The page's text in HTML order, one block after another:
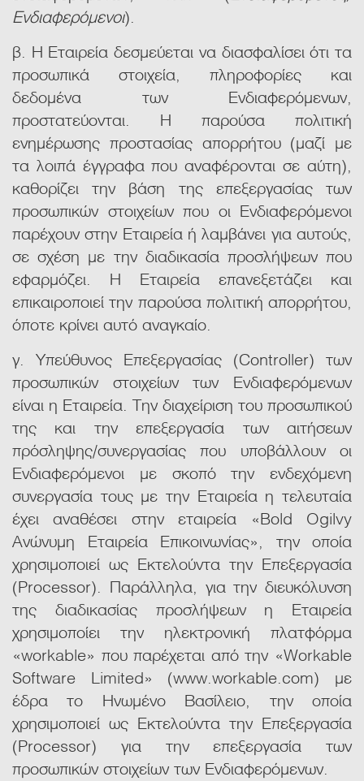
Ενδιαφερόμενοι).
β. Η Εταιρεία δεσμεύεται να διασφαλίσει ότι τα
προσωπικά στοιχεία, πληροφορίες και
δεδομένα των Ενδιαφερόμενων,
προστατεύονται. Η παρούσα πολιτική
ενημέρωσης προστασίας απορρήτου (μαζί με
τα λοιπά έγγραφα που αναφέρονται σε αύτη),
καθορίζει την βάση της επεξεργασίας των
προσωπικών στοιχείων που οι Ενδιαφερόμενοι
παρέχουν στην Εταιρεία ή λαμβάνει για αυτούς,
σε σχέση με την διαδικασία προσλήψεων που
εφαρμόζει. Η Εταιρεία επανεξετάζει και
επικαιροποιεί την παρούσα πολιτική απορρήτου,
όποτε κρίνει αυτό αναγκαίο.
γ. Υπεύθυνος Επεξεργασίας (Controller) των
προσωπικών στοιχείων των Ενδιαφερόμενων
είναι η Εταιρεία. Την διαχείριση του προσωπικού
της και την επεξεργασία των αιτήσεων
πρόσληψης/συνεργασίας που υποβάλλουν οι
Ενδιαφερόμενοι με σκοπό την ενδεχόμενη
συνεργασία τους με την Εταιρεία η τελευταία
έχει αναθέσει στην εταιρεία «Bold Ogilvy
Ανώνυμη Εταιρεία Επικοινωνίας», την οποία
χρησιμοποιεί ως Εκτελούντα την Επεξεργασία
(Processor). Παράλληλα, για την διευκόλυνση
της διαδικασίας προσλήψεων η Εταιρεία
χρησιμοποίει την ηλεκτρονική πλατφόρμα
«workable» που παρέχεται από την «Workable
Software Limited» (www.workable.com) με
έδρα το Ηνωμένο Βασίλειο, την οποία
χρησιμοποιεί ως Εκτελούντα την Επεξεργασία
(Processor) για την επεξεργασία των
προσωπικών στοιχείων των Ενδιαφερόμενων.